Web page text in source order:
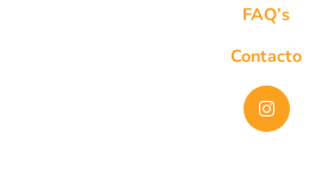
FAQ’s
Contacto